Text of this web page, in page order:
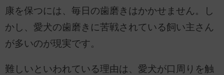
康を保つには、毎日の歯磨きはかかせません。し
かし、愛犬の歯磨きに苦戦されている飼い主さん
が多いのが現実です。
難しいといわれている理由は、愛犬が口周りを触